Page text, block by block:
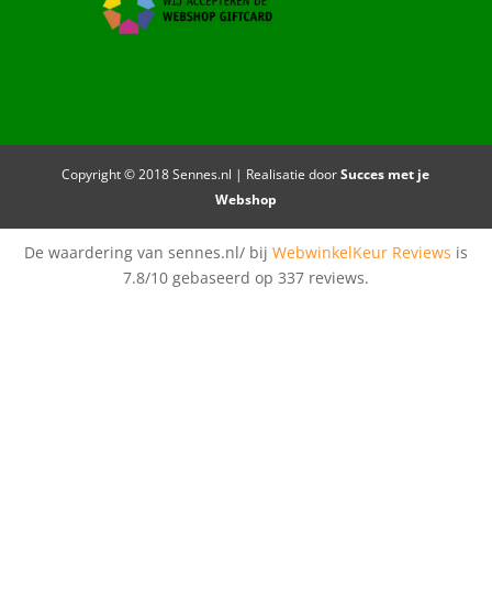
Copyright © 2018 Sennes.nl | Realisatie doorSucces met je
Webshop
De waardering van sennes.nl/ bij WebwinkelKeur Reviews is
7.8/10 gebaseerd op 337 reviews.